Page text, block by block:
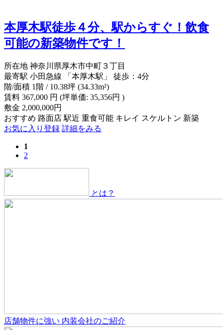
本厚木駅徒歩４分、駅からすぐ！飲食
可能の新築物件です！
所在地 神奈川県厚木市中町３丁目
最寄駅 小田急線 「本厚木駅」 徒歩：4分
階/面積 1階 / 10.38坪 (34.33m²)
賃料 367,000 円 (坪単価: 35,356円 )
敷金 2,000,000円
おすすめ 路面店 駅近 重食可能 キレイ スケルトン 新築
お気に入り登録 詳細をみる
1
2
とは？
店舗物件に強い 内装会社のご紹介